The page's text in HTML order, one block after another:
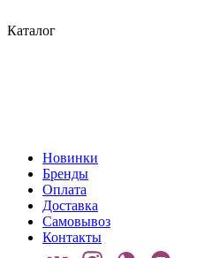
Каталог
Новинки
Бренды
Оплата
Доставка
Самовывоз
Контакты